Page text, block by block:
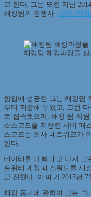
고 한다. 그는 또한 지난
해킹팀의 경쟁사 감마 인터
해킹팀 해킹과정을
침입에 성공한 그는 해킹팀
부터 저장해 두었고, 그런
로 접속했으며, 해킹 팀 직
소스코드를 저장한 서버 패
스코드는 회사 네트워크가
한다.
데이터를 다 빼내고 나서 그
트위터 계정 패스워드를 재
고 전했다. 이 때가 2015년 7
해킹 동기에 관하여 그는 “